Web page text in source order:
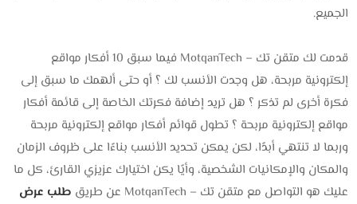
الجميع.
قدمت لك متقن تك – MotqanTech فيما سبق 10 أفكار مواقع
إلكترونية مربحة، هل وجدت الأنسب لك ؟ أو حتى ألهمك ما سبق إلى
فكرة أخرى لم تذكر ؟ هل تريد إضافة فكرتك الخاصة إلى قائمة أفكار
مواقع إلكترونية مربحة ؟ تطول قوائم أفكار مواقع إلكترونية مربحة
وربما لا تنتهي أبدًا، لكن يمكن تحديد الأنسب بناءًا على ظروف الزمان
والمكان والإمكانيات الشخصية، وأيًا يكن اختيارك عزيزي القارئ، كل ما
عليك هو التواصل مع متقن تك – MotqanTech عن طريق
طلب عرض